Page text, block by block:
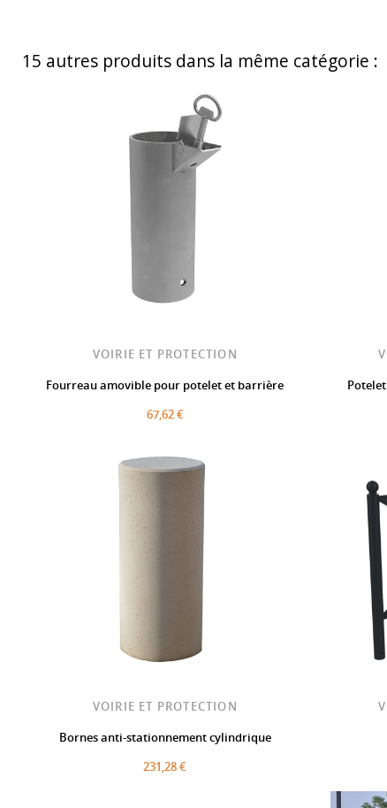
15 autres produits dans la même catégorie :
VOIRIE ET PROTECTION
Fourreau amovible pour potelet et barrière
67,62 €
VOIRIE ET PROTECTION
Bornes anti-stationnement cylindrique
231,28 €